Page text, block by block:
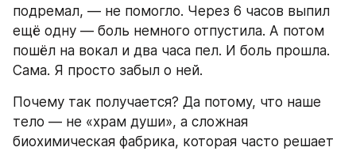
подремал, — не помогло. Через 6 часов выпил
ещё одну — боль немного отпустила. А потом
пошёл на вокал и два часа пел. И боль прошла.
Сама. Я просто забыл о ней.
Почему так получается? Да потому, что наше
тело — не «храм души», а сложная
биохимическая фабрика, которая часто решает